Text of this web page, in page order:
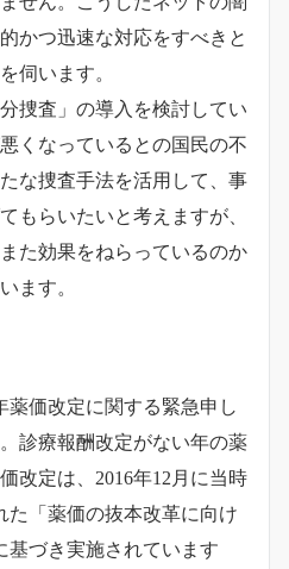
かつ迅速な対応をすべきと
伺います。
捜査」の導入を検討してい
くなっているとの国民の不
な捜査手法を活用して、事
もらいたいと考えますが、
た効果をねらっているのか
ます。
薬価改定に関する緊急申し
診療報酬改定がない年の薬
改定は、2016年12月に当時
た「薬価の抜本改革に向け
基づき実施されています